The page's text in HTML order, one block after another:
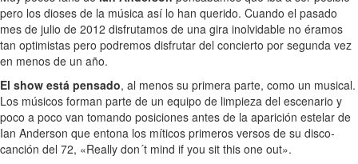
pero los dioses de la música así lo han querido. Cuando el pasado
mes de julio de 2012 disfrutamos de una gira inolvidable no éramos
tan optimistas pero podremos disfrutar del concierto por segunda vez
en menos de un año.
El show está pensado, al menos su primera parte, como un musical.
Los músicos forman parte de un equipo de limpieza del escenario y
poco a poco van tomando posiciones antes de la aparición estelar de
Ian Anderson que entona los míticos primeros versos de su disco-
canción del 72, «Really don´t mind if you sit this one out».